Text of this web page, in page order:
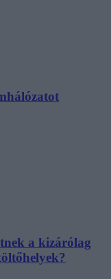
a kizárólag